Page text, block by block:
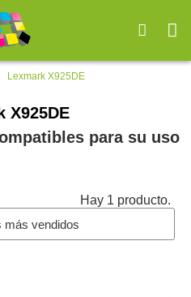
Lexmark X925DE
X925DE
para su uso
Hay 1 producto.